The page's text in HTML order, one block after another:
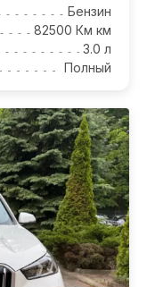
Бензин
82500 Км км
3.0 л
Полный